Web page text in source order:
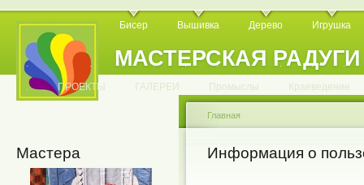
МАСТЕРСКАЯ РАДУГИ
Бисер Вышивка Дерево Игрушка
. . . . . . . . . . .
. ПРОЕКТЫ ГАЛЕРЕИ Промыслы Краеведение
Мастера
Главная
Информация о